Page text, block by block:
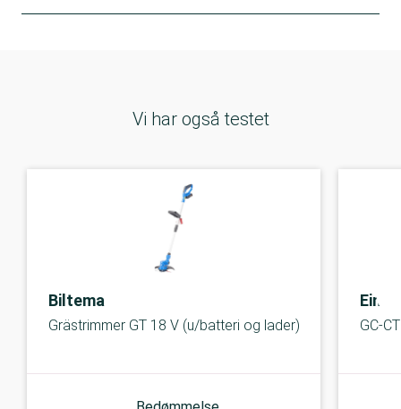
Vi har også testet
Biltema
Grästrimmer GT 18 V (u/batteri og lader) GC-